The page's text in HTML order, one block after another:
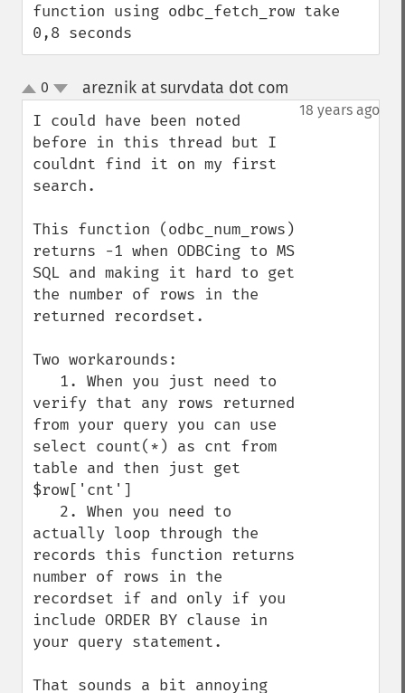
function using odbc_fetch_row take
0,8 seconds
up
down
0 areznik at survdata dot com
18 years ago
I could have been noted
before in this thread but I
couldnt find it on my first
search.
This function (odbc_num_rows)
returns -1 when ODBCing to MS
SQL and making it hard to get
the number of rows in the
returned recordset.
Two workarounds:
verify that any rows returned
from your query you can use
select count(*) as cnt from
table and then just get
$row['cnt']
actually loop through the
records this function returns
number of rows in the
recordset if and only if you
include ORDER BY clause in
your query statement.
That sounds a bit annoying